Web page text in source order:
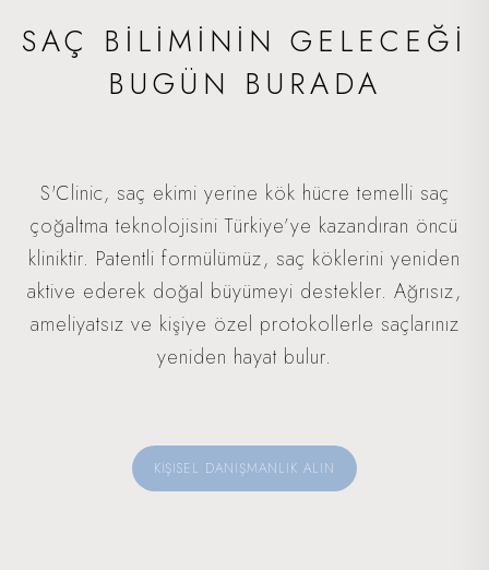
SAÇ BİLİMİNİN GELECEĞİ
BUGÜN BURADA
S'Clinic, saç ekimi yerine kök hücre temelli saç
çoğaltma teknolojisini Türkiye’ye kazandıran öncü
kliniktir. Patentli formülümüz, saç köklerini yeniden
aktive ederek doğal büyümeyi destekler. Ağrısız,
ameliyatsız ve kişiye özel protokollerle saçlarınız
yeniden hayat bulur.
KİŞİSEL DANIŞMANLIK ALIN